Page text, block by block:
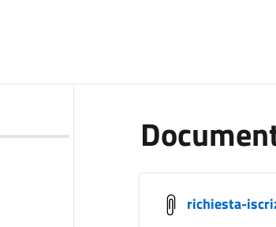
richiesta-